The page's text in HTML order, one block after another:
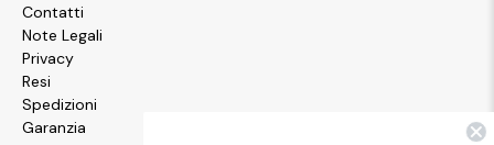
Contatti
Note Legali
Privacy
Resi
Spedizioni
Garanzia